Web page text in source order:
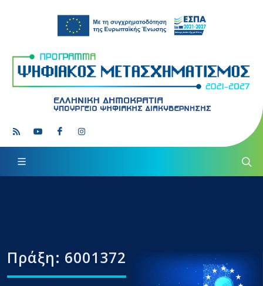
Πράξη: 6001372